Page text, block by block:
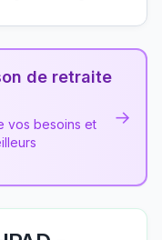
de retraite
vos besoins et
→